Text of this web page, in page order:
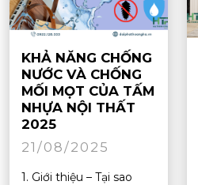
KHẢ NĂNG CHỐNG
NƯỚC VÀ CHỐNG
MỐI MỌT CỦA TẤM
NHỰA NỘI THẤT
2025
21/08/2025
1. Giới thiệu – Tại sao